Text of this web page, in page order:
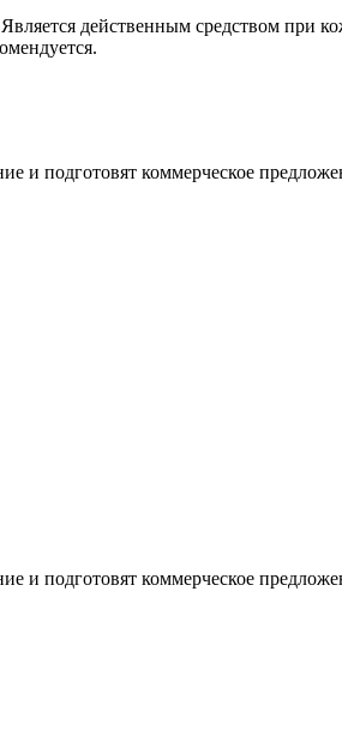
действенным средством при
и подготовят коммерческое
и подготовят коммерческое